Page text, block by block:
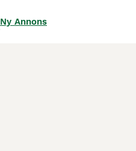
Ny Annons